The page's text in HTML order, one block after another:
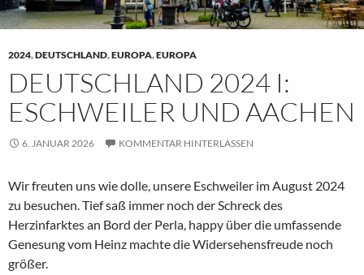
2024,DEUTSCHLAND,EUROPA,EUROPA
DEUTSCHLAND 2024 I:
ESCHWEILER UND AACHEN
6. JANUAR 2026 KOMMENTAR HINTERLASSEN
Wir freuten uns wie dolle, unsere Eschweiler im August 2024
zu besuchen. Tief saß immer noch der Schreck des
Herzinfarktes an Bord der Perla, happy über die umfassende
Genesung vom Heinz machte die Widersehensfreude noch
größer.